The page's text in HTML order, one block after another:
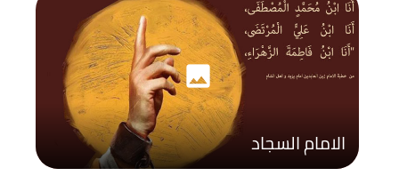
photo
الامام السجاد